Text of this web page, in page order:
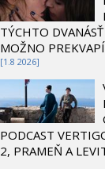
TÝCHTO
MOŽNO
[1.8 2026]
PODCAST
2, PRAMEŇ A